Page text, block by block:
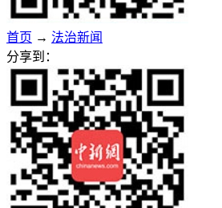
首页 → 法治新闻
分享到：